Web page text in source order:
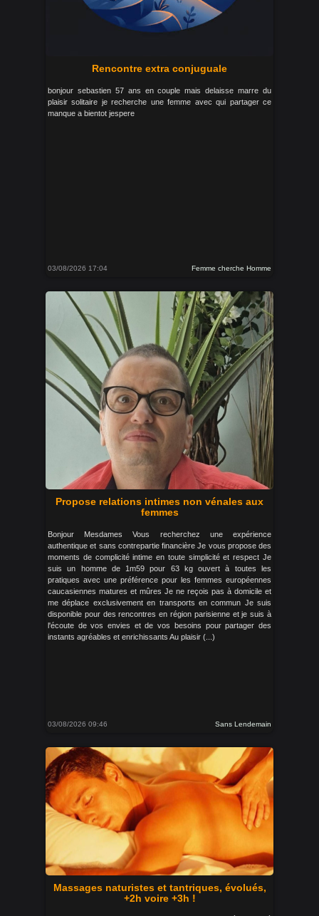
Rencontre extra conjuguale
bonjour sebastien 57 ans en couple mais delaisse marre du
plaisir solitaire je recherche une femme avec qui partager ce
manque a bientot jespere
03/08/2026 17:04 Femme cherche Homme
Propose relations intimes non vénales aux
femmes
Bonjour Mesdames Vous recherchez une expérience
authentique et sans contrepartie financière Je vous propose des
moments de complicité intime en toute simplicité et respect Je
suis un homme de 1m59 pour 63 kg ouvert à toutes les
pratiques avec une préférence pour les femmes européennes
caucasiennes matures et mûres Je ne reçois pas à domicile et
me déplace exclusivement en transports en commun Je suis
disponible pour des rencontres en région parisienne et je suis à
l'écoute de vos envies et de vos besoins pour partager des
instants agréables et enrichissants Au plaisir (...)
03/08/2026 09:46 Sans Lendemain
Massages naturistes et tantriques, évolués,
+2h voire +3h !